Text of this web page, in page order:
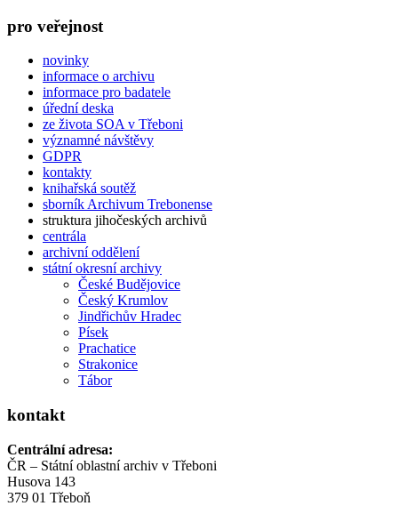
pro veřejnost
novinky
informace o archivu
informace pro badatele
úřední deska
ze života SOA v Třeboni
významné návštěvy
GDPR
kontakty
knihařská soutěž
sborník Archivum Trebonense
struktura jihočeských archivů
centrála
archivní oddělení
státní okresní archivy
České Budějovice
Český Krumlov
Jindřichův Hradec
Písek
Prachatice
Strakonice
Tábor
kontakt
Centrální adresa:
ČR – Státní oblastní archiv v Třeboni
Husova 143
379 01 Třeboň